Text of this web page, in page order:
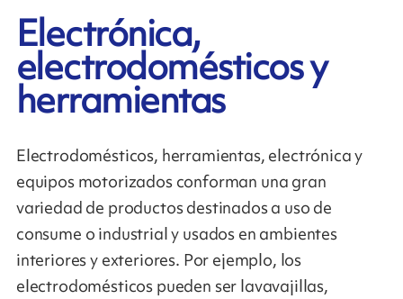
Electrónica,
electrodomésticos y
herramientas
Electrodomésticos, herramientas, electrónica y
equipos motorizados conforman una gran
variedad de productos destinados a uso de
consume o industrial y usados en ambientes
interiores y exteriores. Por ejemplo, los
electrodomésticos pueden ser lavavajillas,